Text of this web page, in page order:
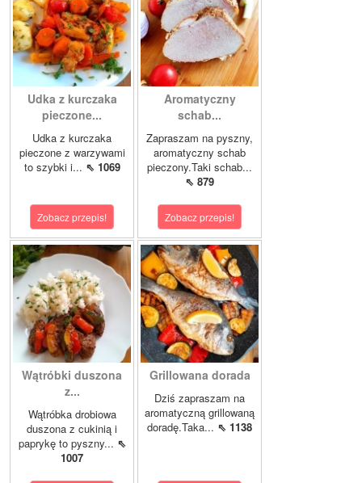
Udka z kurczaka
pieczone...
Udka z kurczaka
pieczone z warzywami
to szybki i... ⇖ 1069
Zobacz przepis!
Aromatyczny
schab...
Zapraszam na pyszny,
aromatyczny schab
pieczony.Taki schab...
⇖ 879
Zobacz przepis!
Wątróbki duszona
z...
Wątróbka drobiowa
duszona z cukinią i
paprykę to pyszny... ⇖
1007
Grillowana dorada
Dziś zapraszam na
aromatyczną grillowaną
doradę.Taka... ⇖ 1138